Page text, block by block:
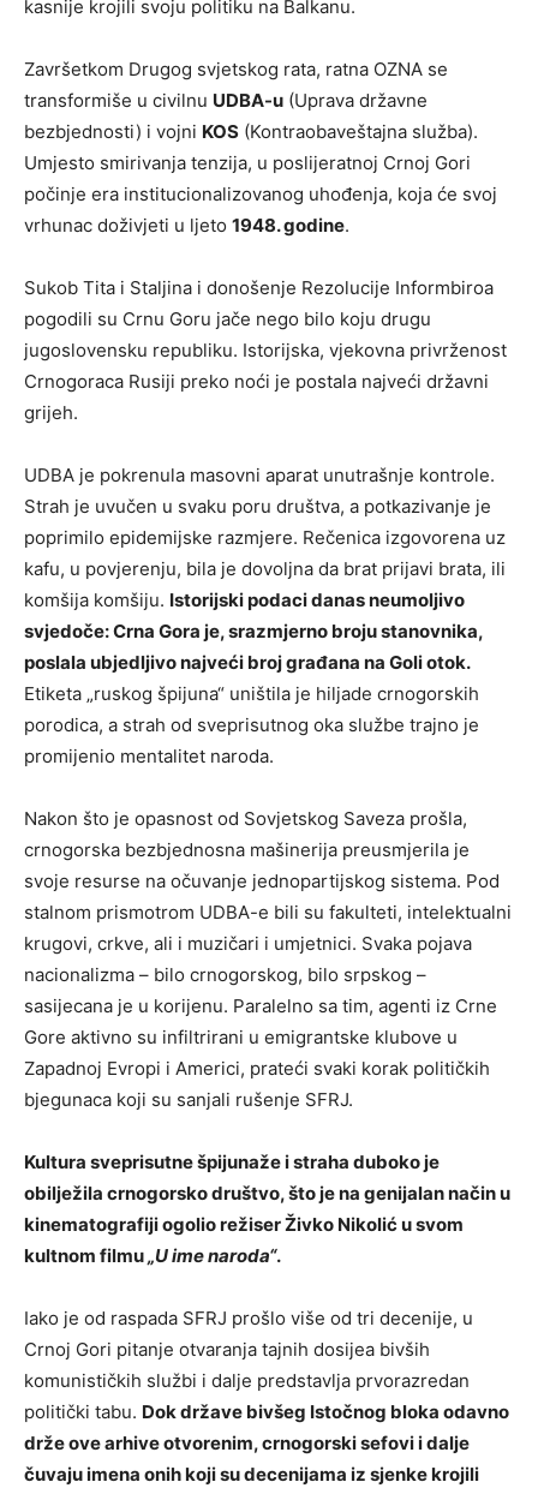
kasnije krojili svoju politiku na Balkanu.
Završetkom Drugog svjetskog rata, ratna OZNA se
transformiše u civilnu UDBA-u (Uprava državne
bezbjednosti) i vojni KOS (Kontraobaveštajna služba).
Umjesto smirivanja tenzija, u poslijeratnoj Crnoj Gori
počinje era institucionalizovanog uhođenja, koja će svoj
vrhunac doživjeti u ljeto 1948. godine.
Sukob Tita i Staljina i donošenje Rezolucije Informbiroa
pogodili su Crnu Goru jače nego bilo koju drugu
jugoslovensku republiku. Istorijska, vjekovna privrženost
Crnogoraca Rusiji preko noći je postala najveći državni
grijeh.
UDBA je pokrenula masovni aparat unutrašnje kontrole.
Strah je uvučen u svaku poru društva, a potkazivanje je
poprimilo epidemijske razmjere. Rečenica izgovorena uz
kafu, u povjerenju, bila je dovoljna da brat prijavi brata, ili
komšija komšiju. Istorijski podaci danas neumoljivo
svjedoče: Crna Gora je, srazmjerno broju stanovnika,
poslala ubjedljivo najveći broj građana na Goli otok.
Etiketa „ruskog špijuna“ uništila je hiljade crnogorskih
porodica, a strah od sveprisutnog oka službe trajno je
promijenio mentalitet naroda.
Nakon što je opasnost od Sovjetskog Saveza prošla,
crnogorska bezbjednosna mašinerija preusmjerila je
svoje resurse na očuvanje jednopartijskog sistema. Pod
stalnom prismotrom UDBA-e bili su fakulteti, intelektualni
krugovi, crkve, ali i muzičari i umjetnici. Svaka pojava
nacionalizma – bilo crnogorskog, bilo srpskog –
sasijecana je u korijenu. Paralelno sa tim, agenti iz Crne
Gore aktivno su infiltrirani u emigrantske klubove u
Zapadnoj Evropi i Americi, prateći svaki korak političkih
bjegunaca koji su sanjali rušenje SFRJ.
Kultura sveprisutne špijunaže i straha duboko je
obilježila crnogorsko društvo, što je na genijalan način u
kinematografiji ogolio režiser Živko Nikolić u svom
kultnom filmu„U ime naroda“.
Iako je od raspada SFRJ prošlo više od tri decenije, u
Crnoj Gori pitanje otvaranja tajnih dosijea bivših
komunističkih službi i dalje predstavlja prvorazredan
politički tabu. Dok države bivšeg Istočnog bloka odavno
drže ove arhive otvorenim, crnogorski sefovi i dalje
čuvaju imena onih koji su decenijama iz sjenke krojili